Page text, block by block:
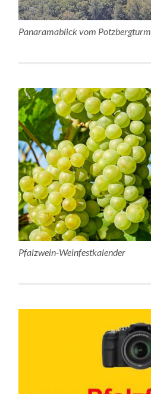
Panaramablick vom Potzbergturm
Pfalzwein-Weinfestkalender